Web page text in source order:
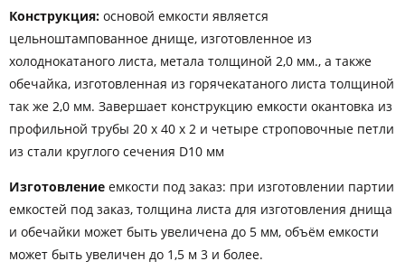
Конструкция: основой емкости является
цельноштампованное днище, изготовленное из
холоднокатаного листа, метала толщиной 2,0 мм., а также
обечайка, изготовленная из горячекатаного листа толщиной
так же 2,0 мм. Завершает конструкцию емкости окантовка из
профильной трубы 20 х 40 х 2 и четыре строповочные петли
из стали круглого сечения D10 мм
Изготовление емкости под заказ: при изготовлении партии
емкостей под заказ, толщина листа для изготовления днища
и обечайки может быть увеличена до 5 мм, объём емкости
может быть увеличен до 1,5 м 3 и более.